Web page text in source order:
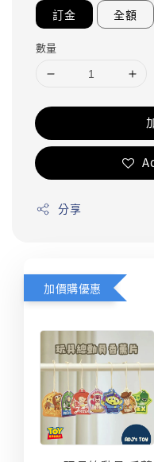
訂金 全額
數量
分享
加價購優惠